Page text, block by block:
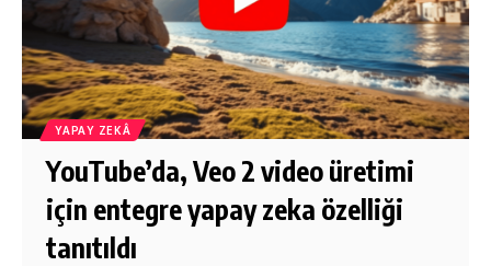
YAPAY ZEKÂ
YouTube’da, Veo 2 video üretimi
için entegre yapay zeka özelliği
tanıtıldı